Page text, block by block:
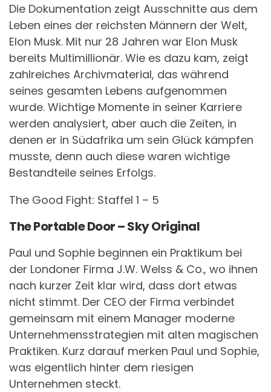
Die Dokumentation zeigt Ausschnitte aus dem
Leben eines der reichsten Männern der Welt,
Elon Musk. Mit nur 28 Jahren war Elon Musk
bereits Multimillionär. Wie es dazu kam, zeigt
zahlreiches Archivmaterial, das während
seines gesamten Lebens aufgenommen
wurde. Wichtige Momente in seiner Karriere
werden analysiert, aber auch die Zeiten, in
denen er in Südafrika um sein Glück kämpfen
musste, denn auch diese waren wichtige
Bestandteile seines Erfolgs.
The Good Fight: Staffel 1 – 5
The Portable Door – Sky Original
Paul und Sophie beginnen ein Praktikum bei
der Londoner Firma J.W. Welss & Co., wo ihnen
nach kurzer Zeit klar wird, dass dort etwas
nicht stimmt. Der CEO der Firma verbindet
gemeinsam mit einem Manager moderne
Unternehmensstrategien mit alten magischen
Praktiken. Kurz darauf merken Paul und Sophie,
was eigentlich hinter dem riesigen
Unternehmen steckt.